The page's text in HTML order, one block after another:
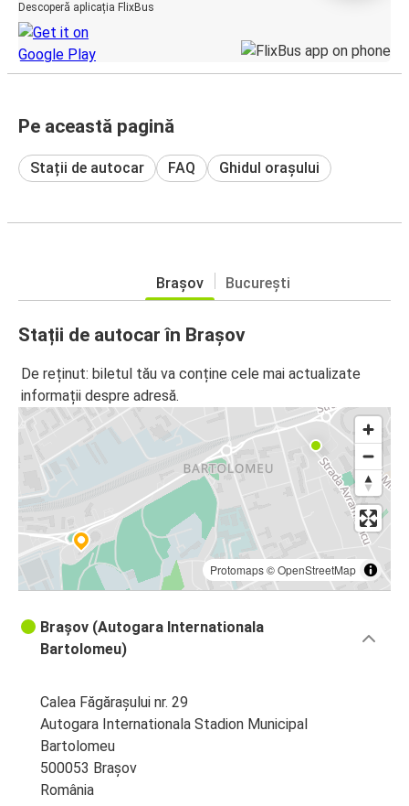
Descoperă aplicația FlixBus
Pe această pagină
Stații de autocar FAQ Ghidul orașului
Brașov București
Stații de autocar în Brașov
De reținut: biletul tău va conține cele mai actualizate
informații despre adresă.
Protomaps©OpenStreetMap
Brașov (Autogara Internationala
Bartolomeu)
Calea Făgărașului nr. 29
Autogara Internationala Stadion Municipal
Bartolomeu
500053 Brașov
România